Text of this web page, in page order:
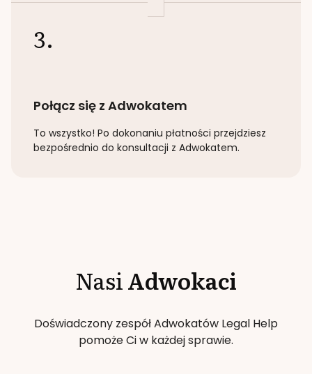
3.
Połącz się z Adwokatem
To wszystko! Po dokonaniu płatności przejdziesz
bezpośrednio do konsultacji z Adwokatem.
NasiAdwokaci
Doświadczony zespół Adwokatów Legal Help
pomoże Ci w każdej sprawie.